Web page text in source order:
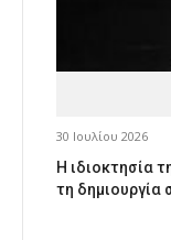
30 Ιουλίου 2026
Η ιδιοκτησία
τη δημιουργία